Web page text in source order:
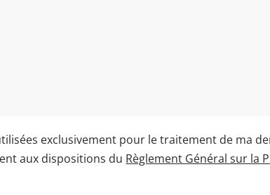
exclusivement pour le traitement de ma
aux dispositions du Règlement Général sur la